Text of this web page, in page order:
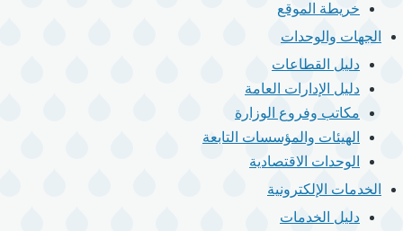
خريطة الموقع
الجهات والوحدات
دليل القطاعات
دليل الإدارات العامة
مكاتب وفروع الوزارة
الهيئات والمؤسسات التابعة
الوحدات الاقتصادية
الخدمات الإلكترونية
دليل الخدمات